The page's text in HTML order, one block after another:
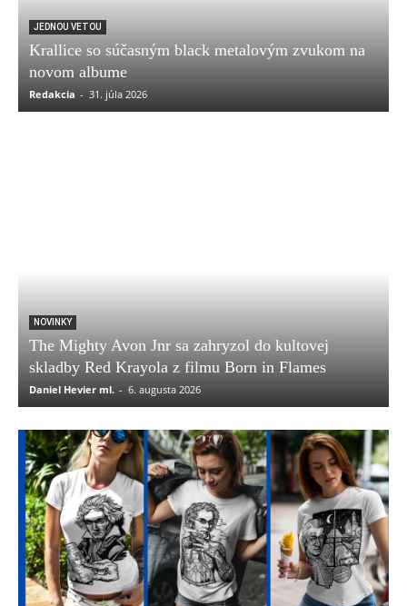
JEDNOU VETOU
Krallice so súčasným black metalovým zvukom na
novom albume
Redakcia - 31. júla 2026
NOVINKY
The Mighty Avon Jnr sa zahryzol do kultovej
skladby Red Krayola z filmu Born in Flames
Daniel Hevier ml. - 6. augusta 2026